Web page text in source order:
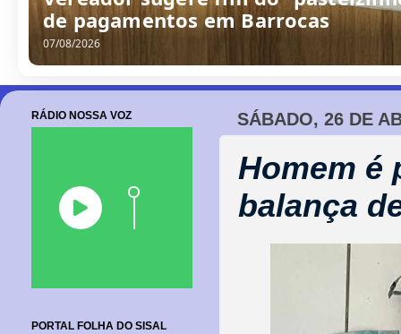
de pagamentos em Barrocas
07/08/2026
SÁBADO, 26 DE
Homem é
balança
RÁDIO NOSSA VOZ
PORTAL FOLHA DO SISAL